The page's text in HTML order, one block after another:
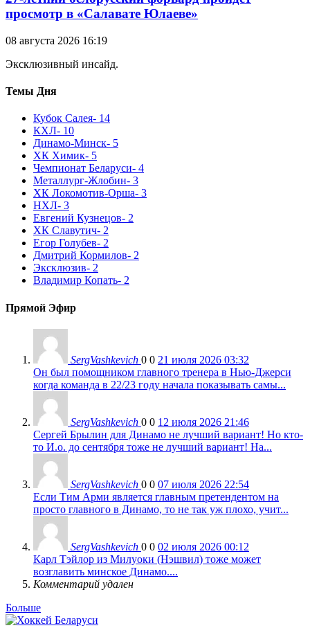
просмотр в «Салавате Юлаеве»
08 августа 2026 16:19
Эксклюзивный инсайд.
Темы Дня
Кубок Салея- 14
КХЛ- 10
Динамо-Минск- 5
ХК Химик- 5
Чемпионат Беларуси- 4
Металлург-Жлобин- 3
ХК Локомотив-Орша- 3
НХЛ- 3
Евгений Кузнецов- 2
ХК Славутич- 2
Егор Голубев- 2
Дмитрий Кормилов- 2
Эксклюзив- 2
Владимир Копать- 2
Прямой Эфир
SergVashkevich 0 0 21 июля 2026 03:32
Он был помощником главного тренера в Нью-Джерси
когда команда в 22/23 году начала показывать самы...
SergVashkevich 0 0 12 июля 2026 21:46
Сергей Брылин для Динамо не лучший вариант! Но кто-
то И.о. до сентября тоже не лучший вариант! На...
SergVashkevich 0 0 07 июля 2026 22:54
Если Тим Арми является главным претендентом на
просто главного в Динамо, то не так уж плохо, учит...
SergVashkevich 0 0 02 июля 2026 00:12
Карл Тэйлор из Милуоки (Нэшвил) тоже может
возглавить минское Динамо....
Комментарий удален
Больше